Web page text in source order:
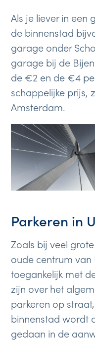
Als je liever in een
de binnenstad
garage onder
garage bij de
de €2 en de €4
schappelijke prijs,
Amsterdam.
Parkeren in
Zoals bij veel
oude centrum
toegankelijk met
zijn over het
parkeren op
binnenstad wordt
gedaan in de